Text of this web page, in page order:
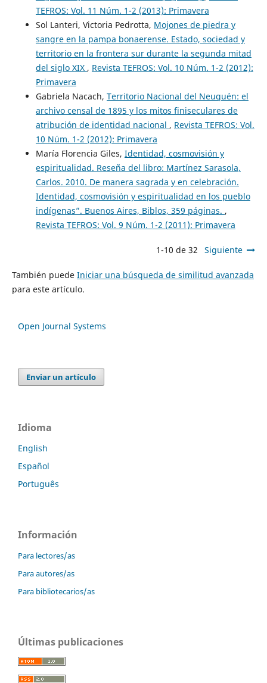
TEFROS: Vol. 11 Núm. 1-2 (2013): Primavera
Sol Lanteri, Victoria Pedrotta, Mojones de piedra y
sangre en la pampa bonaerense. Estado, sociedad y
territorio en la frontera sur durante la segunda mitad
del siglo XIX , Revista TEFROS: Vol. 10 Núm. 1-2 (2012):
Primavera
Gabriela Nacach, Territorio Nacional del Neuquén: el
archivo censal de 1895 y los mitos finiseculares de
atribución de identidad nacional , Revista TEFROS: Vol.
10 Núm. 1-2 (2012): Primavera
María Florencia Giles, Identidad, cosmovisión y
espiritualidad. Reseña del libro: Martínez Sarasola,
Carlos. 2010. De manera sagrada y en celebración.
Identidad, cosmovisión y espiritualidad en los pueblo
indígenas”. Buenos Aires, Biblos, 359 páginas. ,
Revista TEFROS: Vol. 9 Núm. 1-2 (2011): Primavera
1-10 de 32 Siguiente
También puede Iniciar una búsqueda de similitud avanzada
para este artículo.
Open Journal Systems
Enviar un artículo
Idioma
English
Español
Português
Información
Para lectores/as
Para autores/as
Para bibliotecarios/as
Últimas publicaciones